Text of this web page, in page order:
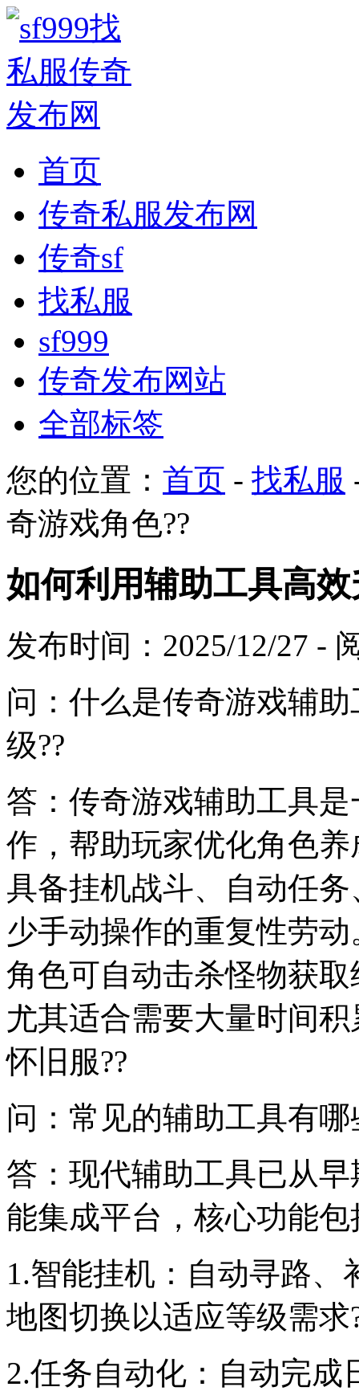
首页
传奇私服发布网
传奇sf
找私服
sf999
传奇发布网站
全部标签
您的位置： 首页 - 找私服
奇游戏角色??
如何利用辅助工具高
发布时间：2025/12/27 -
问：什么是传奇游戏辅
级??
答：传奇游戏辅助工具
作，帮助玩家优化角色
具备挂机战斗、自动任
少手动操作的重复性劳
角色可自动击杀怪物获
尤其适合需要大量时间
怀旧服??
问：常见的辅助工具有哪
答：现代辅助工具已从
能集成平台，核心功能包
1.智能挂机：自动寻路
地图切换以适应等级需求
2.任务自动化：自动完